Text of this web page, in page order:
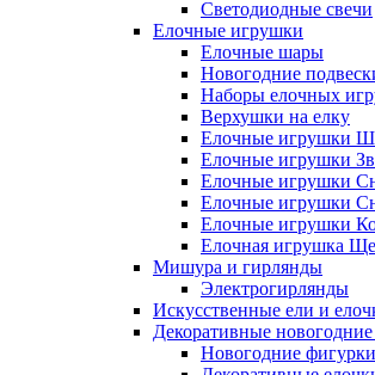
Светодиодные свечи
Елочные игрушки
Елочные шары
Новогодние
Наборы елочных
Верхушки на елку
Елочные игрушки
Елочные игрушки
Елочные игрушки
Елочные игрушки
Елочные игрушки
Елочная игрушка
Мишура и гирлянды
Электрогирлянды
Искусственные ели и
Декоративные
Новогодние фигурки